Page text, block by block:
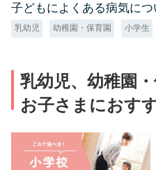
子どもによくある病気につ
乳幼児 幼稚園・保育園 小学生
乳幼児、幼稚園
お子さまにおす